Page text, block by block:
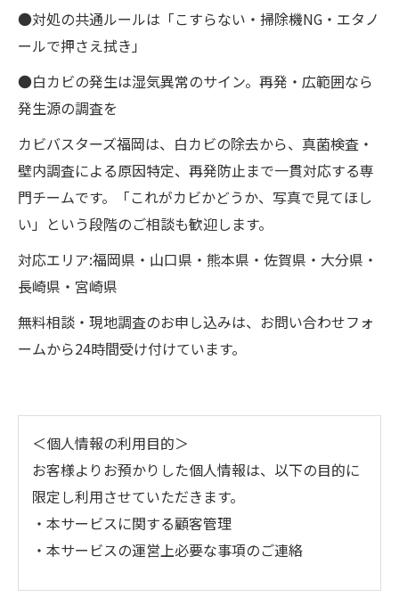
●対処の共通ルールは「こすらない・掃除機NG・エタノ
ールで押さえ拭き」
●白カビの発生は湿気異常のサイン。再発・広範囲なら
発生源の調査を
カビバスターズ福岡は、白カビの除去から、真菌検査・
壁内調査による原因特定、再発防止まで一貫対応する専
門チームです。「これがカビかどうか、写真で見てほし
い」という段階のご相談も歓迎します。
対応エリア:福岡県・山口県・熊本県・佐賀県・大分県・
長崎県・宮崎県
無料相談・現地調査のお申し込みは、お問い合わせフォ
ームから24時間受け付けています。
＜個人情報の利用目的＞
お客様よりお預かりした個人情報は、以下の目的に
限定し利用させていただきます。
・本サービスに関する顧客管理
・本サービスの運営上必要な事項のご連絡